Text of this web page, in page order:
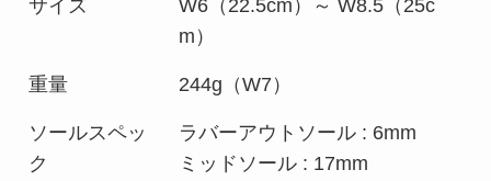
サイズ
W6（22.5cm）～ W8.5（25c
m）
重量 244g（W7）
ソールスペッ
ク
ラバーアウトソール : 6mm
ミッドソール : 17mm